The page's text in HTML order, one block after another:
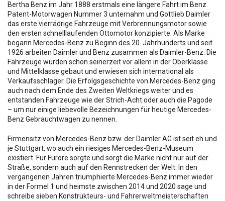
Bertha Benz im Jahr 1888 erstmals eine längere Fahrt im Benz
Patent-Motorwagen Nummer 3 unternahm und Gottlieb Daimler
das erste vierrädrige Fahrzeuge mit Verbrennungsmotor sowie
den ersten schnelllaufenden Ottomotor konzipierte. Als Marke
begann Mercedes-Benz zu Beginn des 20. Jahrhunderts und seit
1926 arbeiten Daimler und Benz zusammen als Daimler-Benz. Die
Fahrzeuge wurden schon seinerzeit vor allem in der Oberklasse
und Mittelklasse gebaut und erwiesen sich international als
Verkaufsschlager. Die Erfolgsgeschichte von Mercedes-Benz ging
auch nach dem Ende des Zweiten Weltkriegs weiter und es
entstanden Fahrzeuge wie der Strich-Acht oder auch die Pagode
– um nur einige liebevolle Bezeichnungen für heutige Mercedes-
Benz Gebrauchtwagen zu nennen.
Firmensitz von Mercedes-Benz bzw. der Daimler AG ist seit eh und
je Stuttgart, wo auch ein riesiges Mercedes-Benz-Museum
existiert. Für Furore sorgte und sorgt die Marke nicht nur auf der
Straße, sondern auch auf den Rennstrecken der Welt. In den
vergangenen Jahren triumphierte Mercedes-Benz immer wieder
in der Formel 1 und heimste zwischen 2014 und 2020 sage und
schreibe sieben Konstrukteurs- und Fahrerweltmeisterschaften